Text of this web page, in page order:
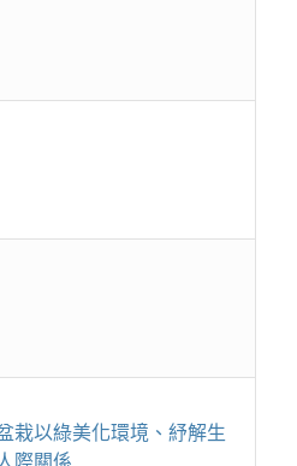
栽以綠美化環境、紓解生
際關係